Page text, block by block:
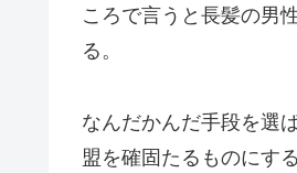
ころで言うと長髪の男
る。
なんだかんだ手段を選
盟を確固たるものにす